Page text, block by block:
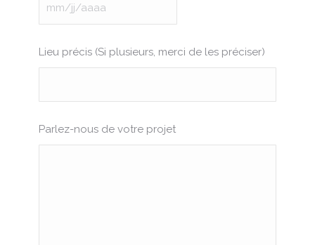
JJ
Lieu précis (Si plusieurs, merci de les préciser)
Parlez-nous de votre projet